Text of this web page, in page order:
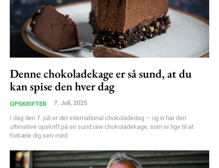
Denne chokoladekage er så sund, at du
kan spise den hver dag
OPSKRIFTER 7. Juli, 2025
I dag den 7. juli er det international chokoladedag – og vi har den
ultimative opskrift på en sund raw chokoladekage, som er lige til at
forkæle dig selv med.